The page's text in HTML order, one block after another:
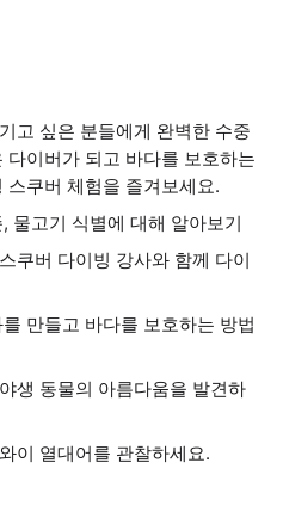
고 싶은 분들에게 완벽한 수중
이버가 되고 바다를 보호하는
쿠버 체험을 즐겨보세요.
물고기 식별에 대해 알아보기
쿠버 다이빙 강사와 함께 다이
만들고 바다를 보호하는 방법
생 동물의 아름다움을 발견하
이 열대어를 관찰하세요.